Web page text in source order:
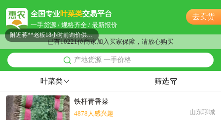
全国专业叶菜类交易平台
一手货源 / 规格齐全 / 最新报价
去卖货
已有10221位商家加入买家保障，请放心购买
产地货源 一手价格
盐城市程**老板42分钟前成功采购
盐城市夏**老板7分钟前获取了报价
附近蒋**老板18小时前询价供应商
附近吴**老板29分钟前询价供应商
附近周**老板13小时前询价供应商
盐城市邓**老板11分钟前成功采购
盐城市曹**老板18小时前获取了报价
叶菜类 筛选
铁杆青香菜
4878人感兴趣
山东聊城